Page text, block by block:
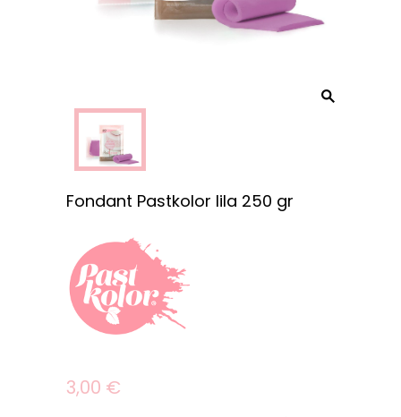
Fondant Pastkolor lila 250 gr
3,00 €